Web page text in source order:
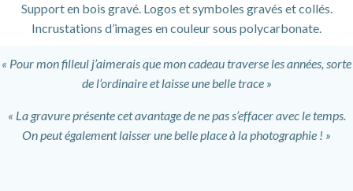
Support en bois gravé. Logos et symboles gravés et collés.
Incrustations d’images en couleur sous polycarbonate.
« Pour mon filleul j’aimerais que mon cadeau traverse les années, sorte
de l’ordinaire et laisse une belle trace »
« La gravure présente cet avantage de ne pas s’effacer avec le temps.
On peut également laisser une belle place à la photographie ! »